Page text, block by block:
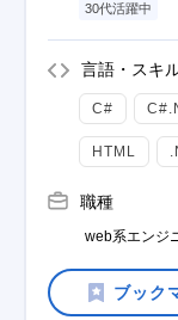
30代活躍中
言語・スキ
C#
HTML
職種
web系エンジ